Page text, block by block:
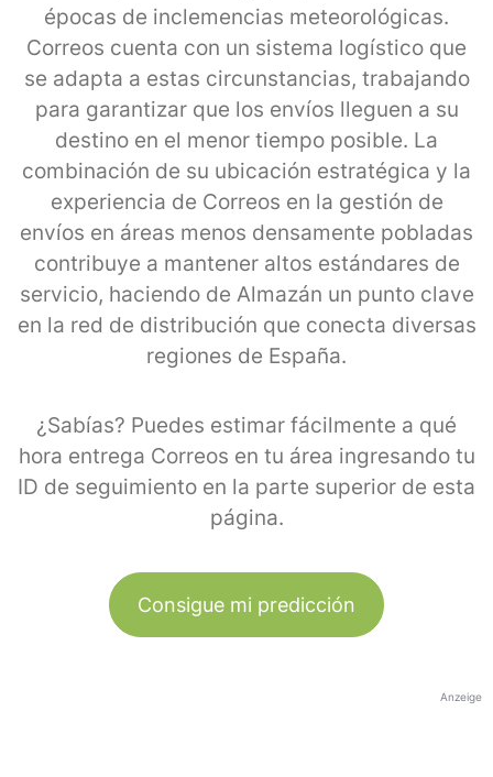
épocas de inclemencias meteorológicas.
Correos cuenta con un sistema logístico que
se adapta a estas circunstancias, trabajando
para garantizar que los envíos lleguen a su
destino en el menor tiempo posible. La
combinación de su ubicación estratégica y la
experiencia de Correos en la gestión de
envíos en áreas menos densamente pobladas
contribuye a mantener altos estándares de
servicio, haciendo de Almazán un punto clave
en la red de distribución que conecta diversas
regiones de España.
¿Sabías? Puedes estimar fácilmente a qué
hora entrega Correos en tu área ingresando tu
ID de seguimiento en la parte superior de esta
página.
Consigue mi predicción
Anzeige